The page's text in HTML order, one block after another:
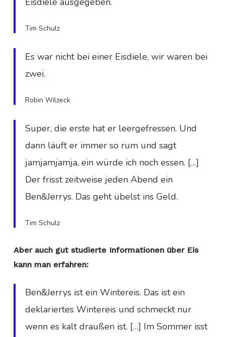
Tim Schulz
Es war nicht bei einer Eisdiele, wir waren bei
zwei.
Robin Wilzeck
Super, die erste hat er leergefressen. Und
dann läuft er immer so rum und sagt
jamjamjamja, ein würde ich noch essen. […]
Der frisst zeitweise jeden Abend ein
Ben&Jerrys. Das geht übelst ins Geld.
Tim Schulz
Aber auch gut studierte Informationen über Eis
kann man erfahren:
Ben&Jerrys ist ein Wintereis. Das ist ein
deklariertes Wintereis und schmeckt nur
wenn es kalt draußen ist. […] Im Sommer isst